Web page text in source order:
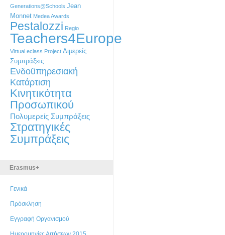
Generations@Schools Jean
Monnet Medea Awards
Pestalozzi Regio
Teachers4Europe
Virtual eclass Project Διμερείς
Συμπράξεις
Ενδοϋπηρεσιακή
Κατάρτιση
Κινητικότητα
Προσωπικού
Πολυμερείς Συμπράξεις
Στρατηγικές
Συμπράξεις
Erasmus+
Γενικά
Πρόσκληση
Εγγραφή Οργανισμού